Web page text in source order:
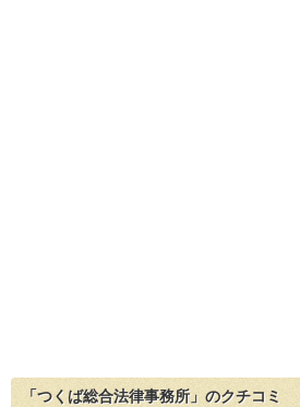
「つくば総合法律事務所」のクチコミ